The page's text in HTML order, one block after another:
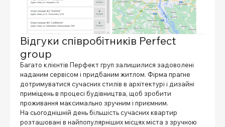
Відгуки співробітників Perfect
group
Багато клієнтів Перфект груп залишилися задоволені
наданим сервісом і придбаним житлом. Фірма прагне
дотримуватися сучасних стилів в архітектурі і дизайні
приміщень в процесі будівництва, щоб зробити
проживання максимально зручним і приємним.
На сьогоднішній день більшість сучасних квартир
розташовані в найпопулярніших місцях міста з зручною